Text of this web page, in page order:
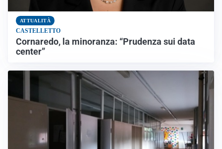
ATTUALITÀ
CASTELLETTO
Cornaredo, la minoranza: “Prudenza sui data
center”